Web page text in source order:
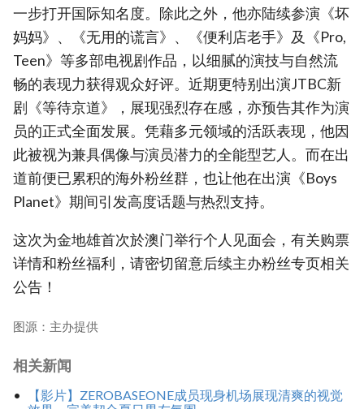
一步打开国际知名度。除此之外，他亦陆续参演《坏
妈妈》、《无用的谎言》、《便利店老手》及《Pro,
Teen》等多部电视剧作品，以细腻的演技与自然流
畅的表现力获得观众好评。近期更特别出演JTBC新
剧《等待京道》，展现强烈存在感，亦预告其作为演
员的正式全面发展。凭藉多元领域的活跃表现，他因
此被视为兼具偶像与演员潜力的全能型艺人。而在出
道前便已累积的海外粉丝群，也让他在出演《Boys
Planet》期间引发高度话题与热烈支持。
这次为金地雄首次於澳门举行个人见面会，有关购票
详情和粉丝福利，请密切留意后续主办粉丝专页相关
公告！
图源：主办提供
相关新闻
【影片】ZEROBASEONE成员现身机场展现清爽的视觉